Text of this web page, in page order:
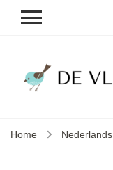
Home Nederlands